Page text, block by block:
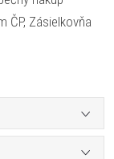
ČP, Zásielkovňa